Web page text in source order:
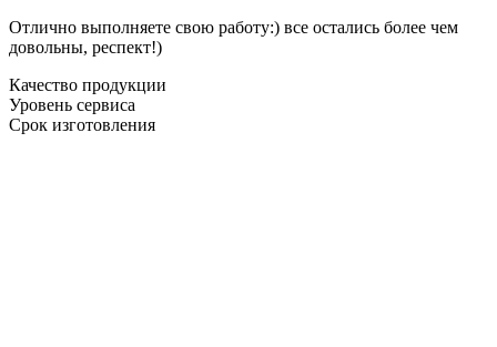
Отлично выполняете свою работу:) все остались более чем
довольны, респект!)
Качество продукции
Уровень сервиса
Срок изготовления